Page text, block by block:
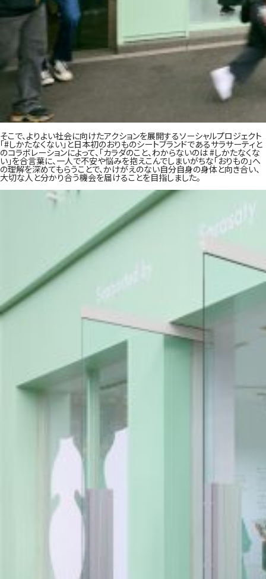
そこで、よりよい社会に向けたアクションを展開するソーシャルプロジェクト
「#しかたなくない」と日本初のおりものシートブランドであるサラサーティと
のコラボレーションによって、「カラダのこと、わからないのは #しかたなくな
い」を合言葉に、一人で不安や悩みを抱えこんでしまいがちな「おりもの」へ
の理解を深めてもらうことで、かけがえのない自分自身の身体と向き合い、
大切な人と分かり合う機会を届けることを目指しました。